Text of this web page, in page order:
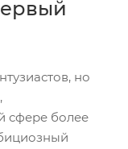
но
сфере более